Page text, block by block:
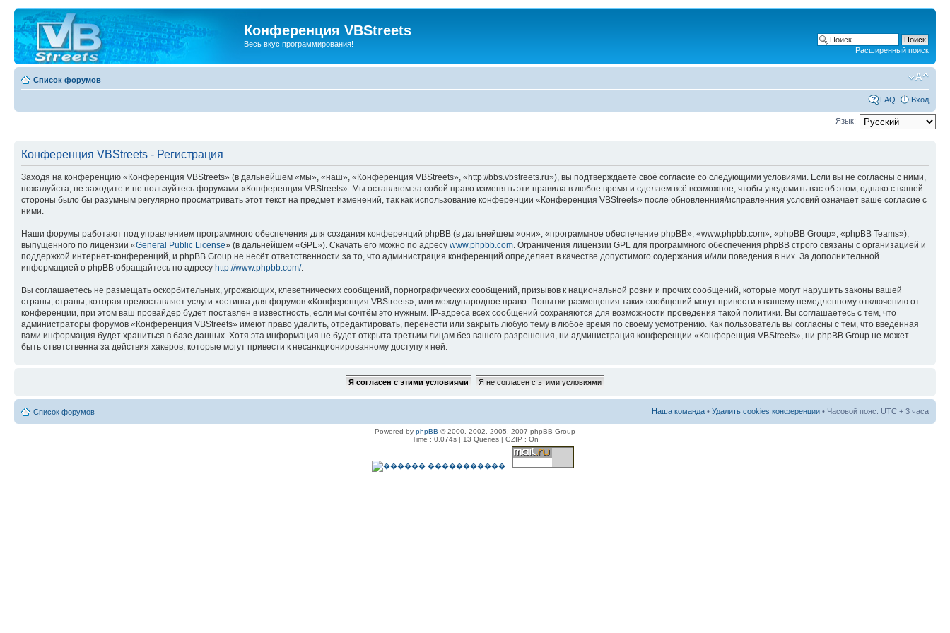
Конференция VBStreets
Весь вкус программирования!
Расширенный поиск
Список форумов
FAQ Вход
Язык:
Конференция VBStreets - Регистрация
Заходя на конференцию «Конференция VBStreets» (в дальнейшем «мы», «наш», «Конференция VBStreets», «http://bbs.vbstreets.ru»), вы подтверждаете своё согласие со следующими условиями. Если вы не согласны с ними,
пожалуйста, не заходите и не пользуйтесь форумами «Конференция VBStreets». Мы оставляем за собой право изменять эти правила в любое время и сделаем всё возможное, чтобы уведомить вас об этом, однако с вашей
стороны было бы разумным регулярно просматривать этот текст на предмет изменений, так как использование конференции «Конференция VBStreets» после обновленния/исправленния условий означает ваше согласие с
ними.
Наши форумы работают под управлением программного обеспечения для создания конференций phpBB (в дальнейшем «они», «программное обеспечение phpBB», «www.phpbb.com», «phpBB Group», «phpBB Teams»),
выпущенного по лицензии «General Public License» (в дальнейшем «GPL»). Скачать его можно по адресу www.phpbb.com. Ограничения лицензии GPL для программного обеспечения phpBB строго связаны с организацией и
поддержкой интернет-конференций, и phpBB Group не несёт ответственности за то, что администрация конференций определяет в качестве допустимого содержания и/или поведения в них. За дополнительной
информацией о phpBB обращайтесь по адресу http://www.phpbb.com/.
Вы соглашаетесь не размещать оскорбительных, угрожающих, клеветнических сообщений, порнографических сообщений, призывов к национальной розни и прочих сообщений, которые могут нарушить законы вашей
страны, страны, которая предоставляет услуги хостинга для форумов «Конференция VBStreets», или международное право. Попытки размещения таких сообщений могут привести к вашему немедленному отключению от
конференции, при этом ваш провайдер будет поставлен в известность, если мы сочтём это нужным. IP-адреса всех сообщений сохраняются для возможности проведения такой политики. Вы соглашаетесь с тем, что
администраторы форумов «Конференция VBStreets» имеют право удалить, отредактировать, перенести или закрыть любую тему в любое время по своему усмотрению. Как пользователь вы согласны с тем, что введённая
вами информация будет храниться в базе данных. Хотя эта информация не будет открыта третьим лицам без вашего разрешения, ни администрация конференции «Конференция VBStreets», ни phpBB Group не может
быть ответственна за действия хакеров, которые могут привести к несанкционированному доступу к ней.
Список форумов Наша команда • Удалить cookies конференции • Часовой пояс: UTC + 3 часа
Powered by phpBB © 2000, 2002, 2005, 2007 phpBB Group
Time : 0.074s | 13 Queries | GZIP : On